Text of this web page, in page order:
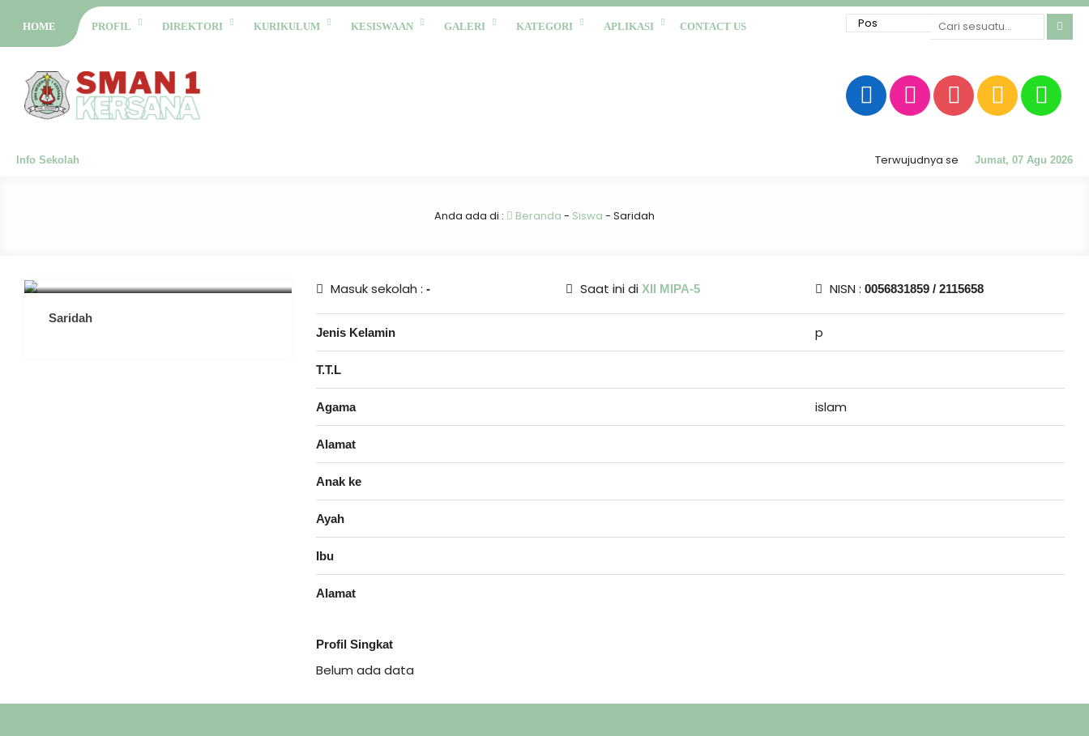
HOME PROFIL DIREKTORI KURIKULUM KESISWAAN GALERI KATEGORI APLIKASI CONTACT US
Info Sekolah Jumat, 07 Agu 2026
Terwujudnya sekolah RATU (Religius,
Anda ada di : Beranda - Siswa - Saridah
Saridah
Masuk sekolah : - Saat ini di XII MIPA-5 NISN : 0056831859 / 2115658
Jenis Kelamin p
T.T.L
Agama islam
Alamat
Anak ke
Ayah
Ibu
Alamat
Profil Singkat
Belum ada data